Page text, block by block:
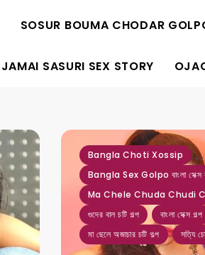
SOSUR BOUMA CHODAR
JAMAI SASURI SEX STORY
Bangla Choti Xossip ,
Bangla Sex Golpo বাংলা সেক্স
,
Ma Chele Chuda Chudi
গুদের বাল চটি গল্প বাংলা সেক্স গল্প
মা ছেলে অজাচার চটি গল্প সত্যি